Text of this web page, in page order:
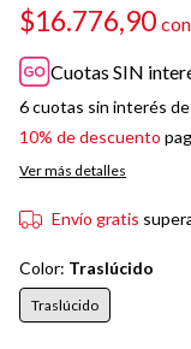
$16.776,90 con
Cuotas SIN
6cuotas sin interés de
10% de descuento
Ver más detalles
Envío gratis
Color: Traslúcido
Traslúcido